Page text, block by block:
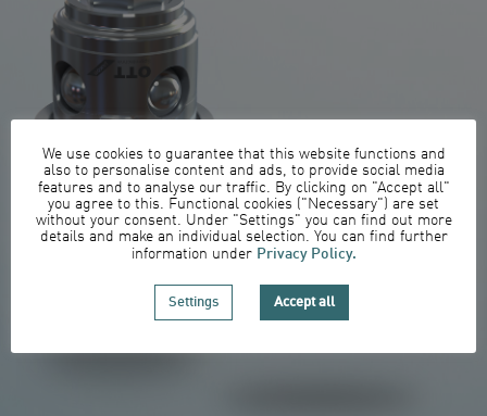
We use cookies to guarantee that this website functions and
also to personalise content and ads, to provide social media
features and to analyse our traffic. By clicking on "Accept all"
you agree to this. Functional cookies ("Necessary") are set
without your consent. Under "Settings" you can find out more
details and make an individual selection. You can find further
information under Privacy Policy.
Settings Accept all